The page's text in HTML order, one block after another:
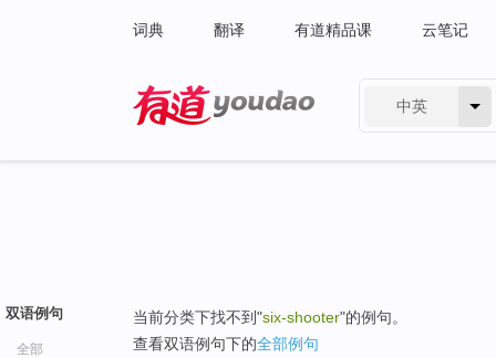
词典 翻译 有道精品课 云笔记
中英
双语例句
全部
当前分类下找不到"six-shooter"的例句。
查看双语例句下的全部例句